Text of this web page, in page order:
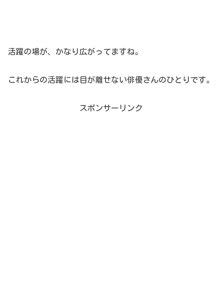
活躍の場が、かなり広がってますね。
これからの活躍には目が離せない俳優さんのひとりです。
スポンサーリンク